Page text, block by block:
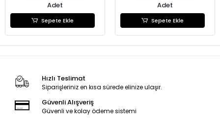
Adet
Sepete Ekle
Adet
Sepete Ekle
Hızlı Teslimat
Siparişleriniz en kısa sürede elinize ulaşır.
Güvenli Alışveriş
Güvenli ve kolay ödeme sistemi